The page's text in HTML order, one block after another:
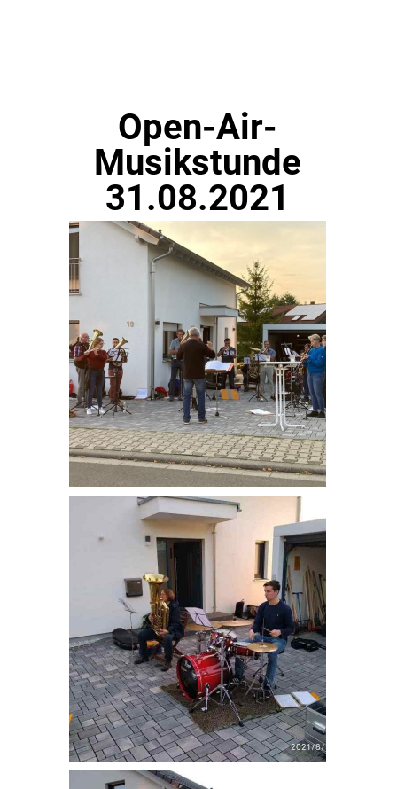
Open-Air-
Musikstunde
31.08.2021